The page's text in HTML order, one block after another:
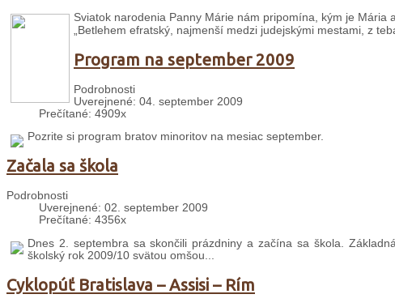
Sviatok narodenia Panny Márie nám pripomína, kým je
„Betlehem efratský, najmenší medzi judejskými mestami, z
Program na september 2009
Podrobnosti
Uverejnené: 04. september 2009
Prečítané: 4909x
Pozrite si program bratov minoritov na mesiac september.
Začala sa škola
Podrobnosti
Uverejnené: 02. september 2009
Prečítané: 4356x
Dnes 2. septembra sa skončili prázdniny a začína sa škola.
školský rok 2009/10 svätou omšou...
Cyklopúť Bratislava – Assisi – Rím